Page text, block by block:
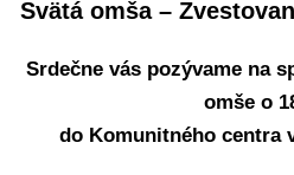
Svätá omša –
Srdečne vás pozývame na
omše o
do Komunitného centra